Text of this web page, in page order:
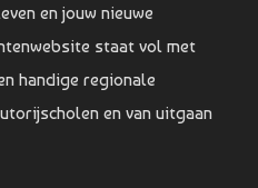
en jouw nieuwe
staat vol met
handige regionale
en van uitgaan